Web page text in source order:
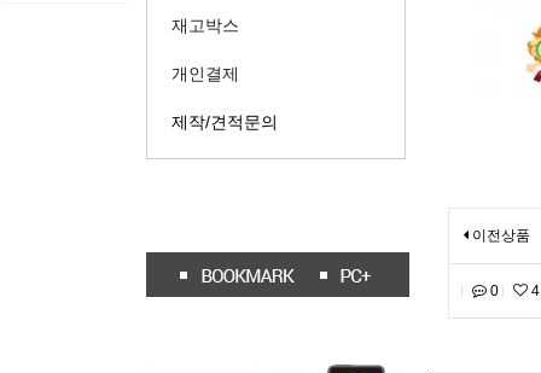
재고박스
개인결제
제작/견적문의
이전상품
0 4